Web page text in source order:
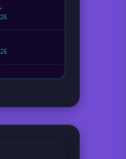
Hemos viajado verdaderamente en el tiempo ?